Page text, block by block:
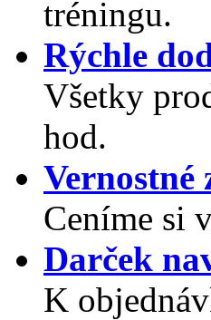
tréningu.
Rýchle
Všetky
hod.
Vernostné
Ceníme si
Darček
K